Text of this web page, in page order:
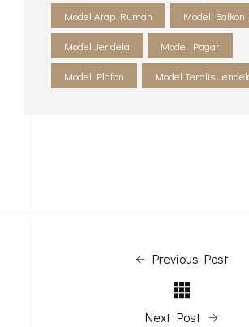
Model Atap Rumah Model Balkon
Model Jendela Model Pagar
Model Plafon Model Teralis
Previous Post
Next Post